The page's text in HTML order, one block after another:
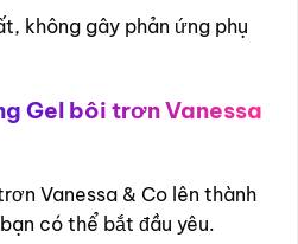
không gây phản ứng phụ
Gel bôi trơn Vanessa
Vanessa & Co lên thành
có thể bắt đầu yêu.